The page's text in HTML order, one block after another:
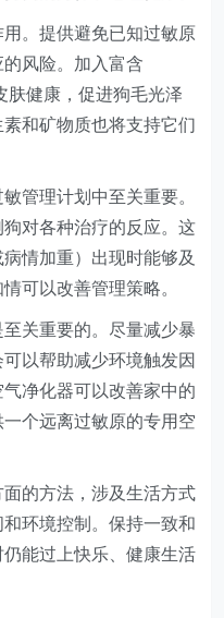
。提供避免已知过敏原
风险。加入富含
肤健康，促进狗毛光泽
和矿物质也将支持它们
管理计划中至关重要。
对各种治疗的反应。这
情加重）出现时能够及
可以改善管理策略。
关重要的。尽量减少暴
以帮助减少环境触发因
净化器可以改善家中的
个远离过敏原的专用空
的方法，涉及生活方式
环境控制。保持一致和
能过上快乐、健康生活